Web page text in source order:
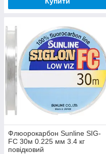
Флюорокарбон Sunline SIG-
FC 30м 0.225 мм 3.4 кг
повідковий